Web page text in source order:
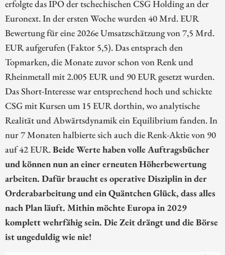
erfolgte das IPO der tschechischen CSG Holding an der
Euronext. In der ersten Woche wurden 40 Mrd. EUR
Bewertung für eine 2026e Umsatzschätzung von 7,5 Mrd.
EUR aufgerufen (Faktor 5,5). Das entsprach den
Topmarken, die Monate zuvor schon von Renk und
Rheinmetall mit 2.005 EUR und 90 EUR gesetzt wurden.
Das Short-Interesse war entsprechend hoch und schickte
CSG mit Kursen um 15 EUR dorthin, wo analytische
Realität und Abwärtsdynamik ein Equilibrium fanden. In
nur 7 Monaten halbierte sich auch die Renk-Aktie von 90
auf 42 EUR.Beide Werte haben volle Auftragsbücher
und können nun an einer erneuten Höherbewertung
arbeiten. Dafür braucht es operative Disziplin in der
Orderabarbeitung und ein Quäntchen Glück, dass alles
nach Plan läuft. Mithin möchte Europa in 2029
komplett wehrfähig sein. Die Zeit drängt und die Börse
ist ungeduldig wie nie!